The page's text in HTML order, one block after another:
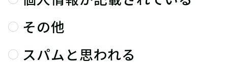
その他
スパムと思われる